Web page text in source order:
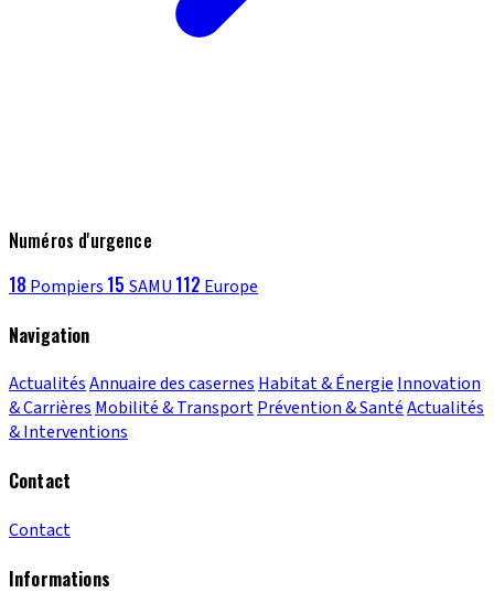
Numéros d'urgence
18 Pompiers 15 SAMU 112 Europe
Navigation
ActualitésAnnuaire des casernes Habitat & Énergie Innovation
& Carrières Mobilité & TransportPrévention & SantéActualités
& Interventions
Contact
Contact
Informations